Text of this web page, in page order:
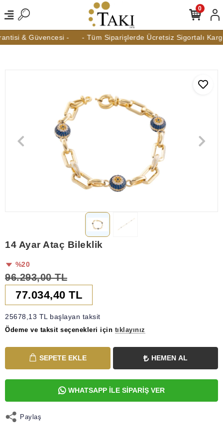
& Güvencesi - - Tüm Siparişlerde Ücretsiz Sigortalı
0
14 Ayar Ataç Bileklik
%20
96.293,00 TL
77.034,40 TL
25678,13 TL başlayan taksit
Ödeme ve taksit seçenekleri için tıklayınız
SEPETE EKLE HEMEN AL
WHATSAPP İLE SİPARİŞ VER
Paylaş